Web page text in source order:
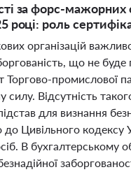
за форс-
році: роль
організацій
що не
промислової
силу. Відсутність
для визнання
Цивільного кодексу
В бухгалтерському